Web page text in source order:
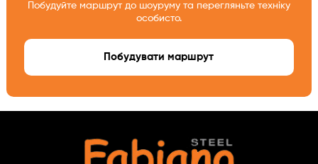
Побудуйте маршрут до шоуруму та перегляньте техніку
особисто.
Побудувати маршрут